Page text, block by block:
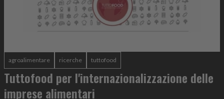
agroalimentare ricerche tuttofood
Tuttofood per l'internazionalizzazione delle
imprese alimentari